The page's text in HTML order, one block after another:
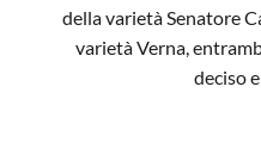
della varietà Senatore
varietà Verna,
deciso